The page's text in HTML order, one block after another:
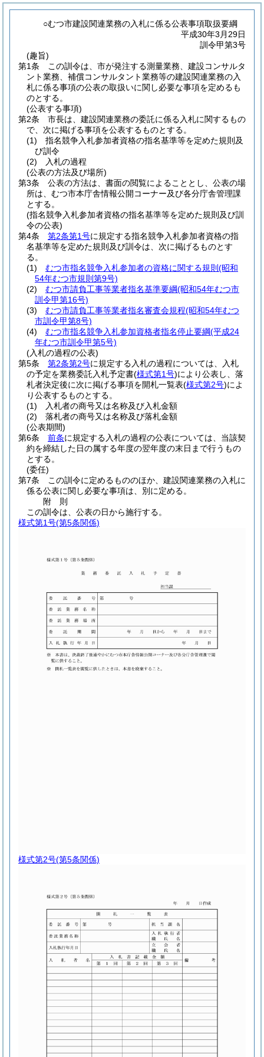
○むつ市建設関連業務の入札に係る公表事項取扱要綱
平成30年3月29日
訓令甲第3号
(趣旨)
第1条
この訓令は、市が発注する測量業務、建設コンサルタ
ント業務、補償コンサルタント業務等の建設関連業務の入
札に係る事項の公表の取扱いに関し必要な事項を定めるも
のとする。
(公表する事項)
第2条
市長は、建設関連業務の委託に係る入札に関するもの
で、次に掲げる事項を公表するものとする。
(1)
指名競争入札参加者資格の指名基準等を定めた規則及
び訓令
(2)
入札の過程
(公表の方法及び場所)
第3条
公表の方法は、書面の閲覧によることとし、公表の場
所は、むつ市本庁舎情報公開コーナー及び各分庁舎管理課
とする。
(指名競争入札参加者資格の指名基準等を定めた規則及び訓
令の公表)
第4条
第2条第1号に規定する指名競争入札参加者資格の指
名基準等を定めた規則及び訓令は、次に掲げるものとす
る。
(1)
むつ市指名競争入札参加者の資格に関する規則 (昭和
54年むつ市規則第9号)
(2)
むつ市請負工事等業者指名基準要綱(昭和54年むつ市
訓令甲第16号)
(3)
むつ市請負工事等業者指名審査会規程(昭和54年むつ
市訓令甲第8号)
(4)
むつ市指名競争入札参加資格者指名停止要綱(平成24
年むつ市訓令甲第5号)
(入札の過程の公表)
第5条
第2条第2号に規定する入札の過程については、入札
の予定を業務委託入札予定書(様式第1号)により公表し、落
札者決定後に次に掲げる事項を開札一覧表(様式第2号)によ
り公表するものとする。
(1)
入札者の商号又は名称及び入札金額
(2)
落札者の商号又は名称及び落札金額
(公表期間)
第6条
前条に規定する入札の過程の公表については、当該契
約を締結した日の属する年度の翌年度の末日まで行うもの
とする。
(委任)
第7条
この訓令に定めるもののほか、建設関連業務の入札に
係る公表に関し必要な事項は、別に定める。
附 則
この訓令は、公表の日から施行する。
様式第1号(第5条関係)
様式第2号(第5条関係)